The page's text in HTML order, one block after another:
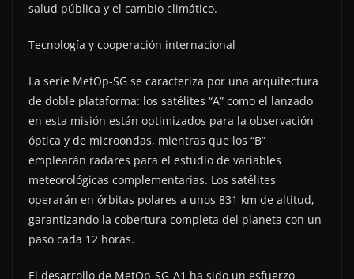
salud pública y el cambio climático.
Tecnología y cooperación internacional
La serie MetOp-SG se caracteriza por una arquitectura
de doble plataforma: los satélites “A” como el lanzado
en esta misión están optimizados para la observación
óptica y de microondas, mientras que los “B”
emplearán radares para el estudio de variables
meteorológicas complementarias. Los satélites
operarán en órbitas polares a unos 831 km de altitud,
garantizando la cobertura completa del planeta con un
paso cada 12 horas.
El desarrollo de MetOp-SG-A1 ha sido un esfuerzo